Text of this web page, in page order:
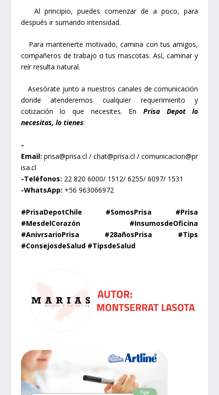
Al principio, puedes comenzar de a poco, para
después ir sumando intensidad.
Para mantenerte motivado, camina con tus amigos,
compañeros de trabajo o tus mascotas. Así, caminar y
reír resulta natural.
Asesórate junto a nuestros canales de comunicación
donde atenderemos cualquier requerimiento y
cotización lo que necesites. EnPrisa Depot lo
necesitas, lo tienes:
-
Email: prisa@prisa.cl /chat@prisa.cl /comunicacion@pr
isa.cl
-Teléfonos: 22 820 6000/ 1512/ 6255/ 6097/ 1531
-WhatsApp: +56 963066972
#PrisaDepotChile #SomosPrisa #Prisa
#MesdelCorazón #InsumosdeOficina
#AnivrsarioPrisa #28añosPrisa #Tips
#ConsejosdeSalud #TipsdeSalud